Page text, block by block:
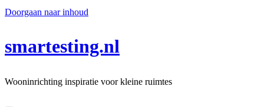
Doorgaan naar inhoud
smartesting.nl
Wooninrichting inspiratie voor kleine ruimtes